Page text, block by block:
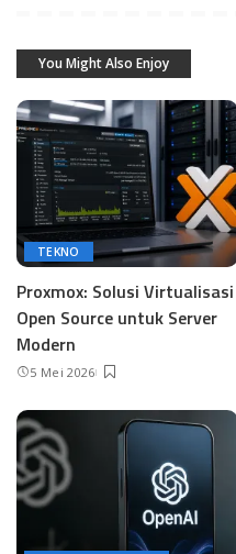
You Might Also Enjoy
TEKNO
Proxmox: Solusi Virtualisasi
Open Source untuk Server
Modern
5 Mei 2026